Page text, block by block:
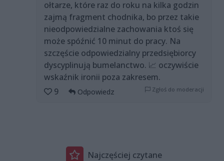
ołtarze, które raz do roku na kilka godzin
zajmą fragment chodnika, bo przez takie
nieodpowiedzialne zachowania ktoś się
może spóźnić 10 minut do pracy. Na
szczęście odpowiedzialny przedsiębiorcy
dyscyplinują bumelanctwo. 📈 oczywiście
wskaźnik ironii poza zakresem.
9
Odpowiedz Zgłoś do moderacji
Najczęściej czytane